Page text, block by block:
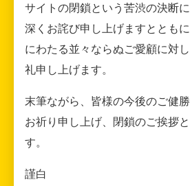
サイトの閉鎖という苦渋の決断に
深くお詫び申し上げますととも
にわたる並々ならぬご愛顧に対
礼申し上げます。
末筆ながら、皆様の今後のご健
お祈り申し上げ、閉鎖のご挨拶
す。
謹白